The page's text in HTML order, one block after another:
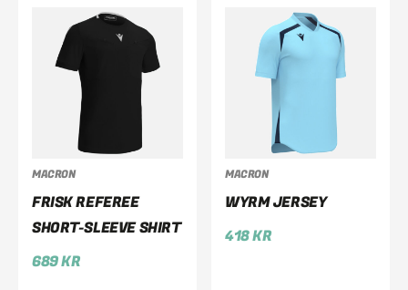
MACRON
FRISK REFEREE
SHORT-SLEEVE SHIRT
689KR
MACRON
WYRM JERSEY
418KR